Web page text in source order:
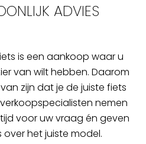
ADVIES
is een aankoop waar u
van wilt hebben. Daarom
zijn dat je de juiste fiets
nemen
voor uw vraag én geven
over het juiste model.